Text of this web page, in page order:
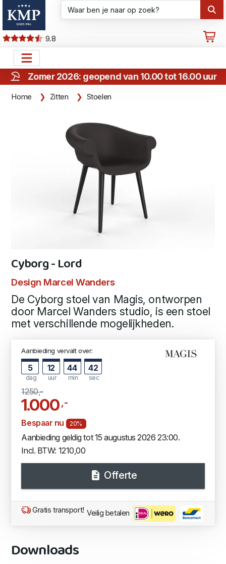
9.8
Zomer 2026: geopend van 10.00 tot 16.00 uur
Home Zitten Stoelen
Cyborg - Lord
Design Marcel Wanders
De Cyborg stoel van Magis, ontworpen
door Marcel Wanders studio, is een stoel
met verschillende mogelijkheden.
Aanbieding vervalt over:
5
dag
12
uur
44
min
42
sec
1250,-
1.000,-
Bespaar nu 20%
Aanbieding geldig tot 15 augustus 2026 23:00.
Incl. BTW: 1210,00
Offerte
Gratis transport! Veilig betalen
Downloads